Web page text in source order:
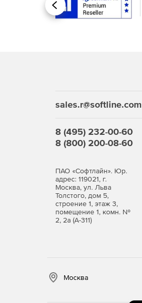
Назад
sales.r@softline.com
8 (495) 232-00-60
8 (800) 200-08-60
ПАО «Софтлайн». Юр.
адрес: 119021, г.
Москва, ул. Льва
Толстого, дом 5,
строение 1, этаж 3,
помещение 1, комн. №
2, 2а (А-311)
Москва